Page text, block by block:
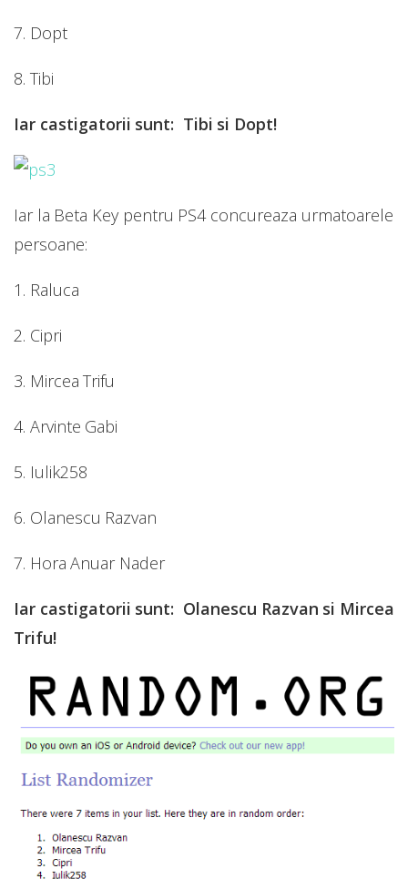
7. Dopt
8. Tibi
Iar castigatorii sunt: Tibi si Dopt!
Iar la Beta Key pentru PS4 concureaza urmatoarele
persoane:
1. Raluca
2. Cipri
3. Mircea Trifu
4. Arvinte Gabi
5. Iulik258
6. Olanescu Razvan
7. Hora Anuar Nader
Iar castigatorii sunt: Olanescu Razvan si Mircea
Trifu!